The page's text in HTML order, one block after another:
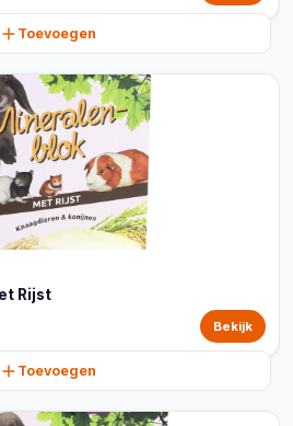
Toevoegen
Rijst
Bekijk
Toevoegen